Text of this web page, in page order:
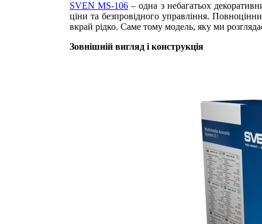
SVEN MS-106 – одна з небагатьох
ціни та безпровідного управління.
вкрай рідко. Саме тому модель, яку ми
Зовнішній вигляд і конструкція